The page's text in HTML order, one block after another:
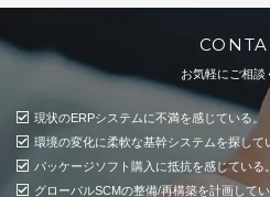
お気軽にご相談
現状のERPシステムに不満を感じている。
環境の変化に柔軟な基幹システムを探して
パッケージソフト購入に抵抗を感じている。
グローバルSCMの整備/再構築を計画してい